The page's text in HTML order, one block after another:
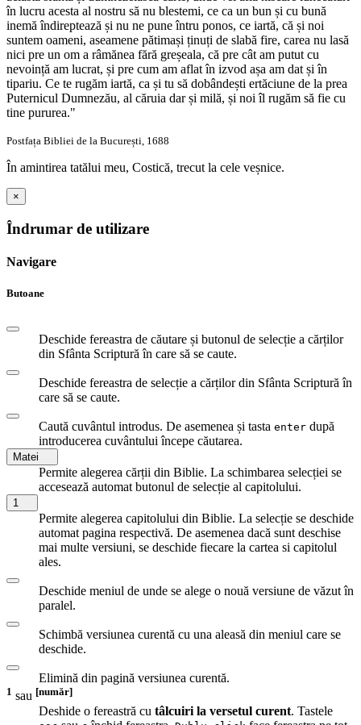
în lucru acesta al nostru să nu blestemi, ce ca un bun și cu bună
inemă îndireptează și nu ne pune întru ponos, ce iartă, că și noi
suntem oameni, aseamene pătimași ținuți de slabă fire, carea nu lasă
nici pre un om a râmănea fără greșeala, că pre cât am putut cu
nevoință am lucrat, și pre cum am aflat în izvod așa am dat și în
tipariu. Ce te rugăm iartă, ca și tu să dobândești ertăciune de la prea
Puternicul Dumnezău, al căruia dar și milă, și noi îl rugăm să fie cu
tine pururea."
Postfața Bibliei de la București, 1688
În amintirea tatălui meu, Costică, trecut la cele veșnice.
×
Îndrumar de utilizare
Navigare
Butoane
Deschide fereastra de căutare și butonul de selecție a cărților
din Sfânta Scriptură în care să se caute.
Deschide fereastra de selecție a cărților din Sfânta Scriptură în
care să se caute.
Caută cuvântul introdus. De asemenea și tasta enter după
introducerea cuvântului începe căutarea.
Matei
Permite alegerea cărții din Biblie. La schimbarea selecției se
accesează automat butonul de selecție al capitolului.
1
Permite alegerea capitolului din Biblie. La selecție se deschide
automat pagina respectivă. De asemenea dacă sunt deschise
mai multe versiuni, se deschide fiecare la cartea si capitolul
ales.
Deschide meniul de unde se alege o nouă versiune de văzut în
paralel.
Schimbă versiunea curentă cu una aleasă din meniul care se
deschide.
Elimină din pagină versiunea curentă.
1 sau [număr]
Deshide o fereastră cu tâlcuiri la versetul curent. Tastele